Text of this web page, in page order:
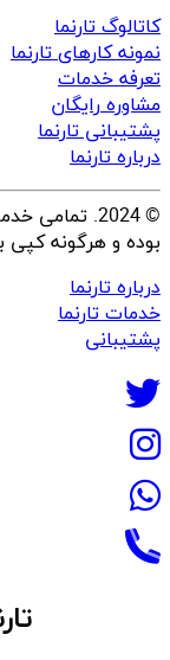
کاتالوگ تارنما
نمونه کارهای تارنما
تعرفه خدمات
مشاوره رایگان
پشتیبانی تارنما
درباره تارنما
© 2024. تمامی
بوده و هرگونه کپی
درباره تارنما
خدمات تارنما
پشتیبانی